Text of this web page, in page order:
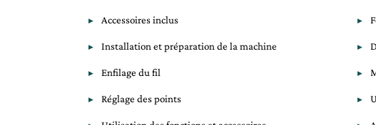
Accessoires inclus
Installation et préparation de la machine
Enfilage du fil
Réglage des points